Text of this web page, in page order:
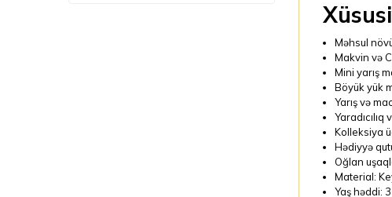
Məhsul
Makvin və
Mini yarış
Böyük yük
Yarış və
Kolleksiya
Hədiyyə
Oğlan
Material:
Yaş həddi: